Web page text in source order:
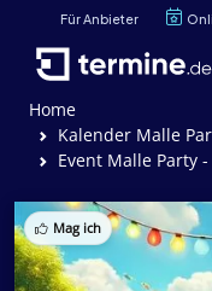
Für Anbieter
Home
Kalender Malle Party -
Event Malle Party -
Mag ich